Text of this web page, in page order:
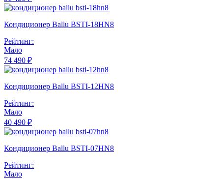
Кондиционер Ballu BSTI-18HN8
Рейтинг:
Мало
74 490 ₽
Кондиционер Ballu BSTI-12HN8
Рейтинг:
Мало
40 490 ₽
Кондиционер Ballu BSTI-07HN8
Рейтинг:
Мало